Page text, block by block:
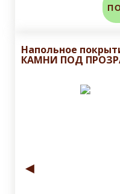
Напольное
КАМНИ ПОД
◄